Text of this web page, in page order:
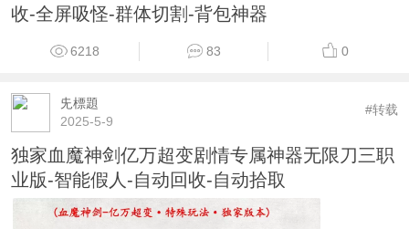
收-全屏吸怪-群体切割-背包神器
6218 83 0
兂標題
2025-5-9
#转载
独家血魔神剑亿万超变剧情专属神器无限刀三职
业版-智能假人-自动回收-自动拾取